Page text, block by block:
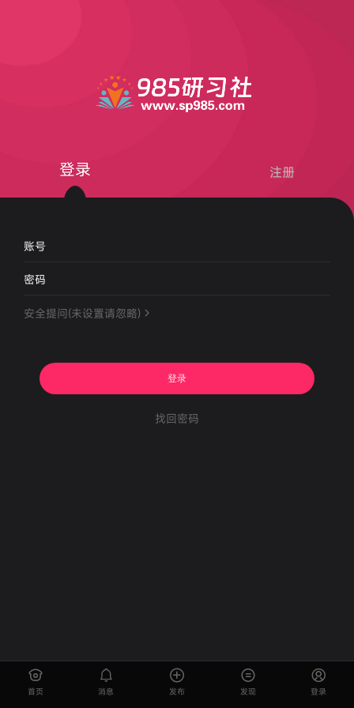
登录 注册
账号
密码
安全提问(未设置请忽略)
登录
找回密码
首页 消息 发布 发现 登录